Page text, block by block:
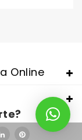
Online